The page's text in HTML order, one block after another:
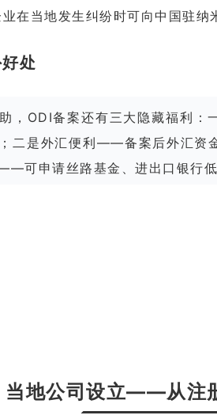
在当地发生纠纷时可向中国驻纳
处
，ODI备案还有三大隐藏福利
二是外汇便利——备案后外汇资
可申请丝路基金、进出口银行低
当地公司设立——从注